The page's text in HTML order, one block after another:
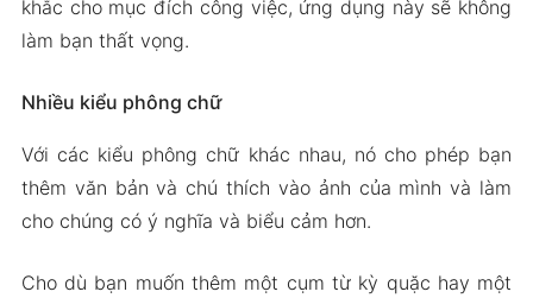
khắc cho mục đích công việc, ứng dụng này sẽ không
làm bạn thất vọng.
Nhiều kiểu phông chữ
Với các kiểu phông chữ khác nhau, nó cho phép bạn
thêm văn bản và chú thích vào ảnh của mình và làm
cho chúng có ý nghĩa và biểu cảm hơn.
Cho dù bạn muốn thêm một cụm từ kỳ quặc hay một